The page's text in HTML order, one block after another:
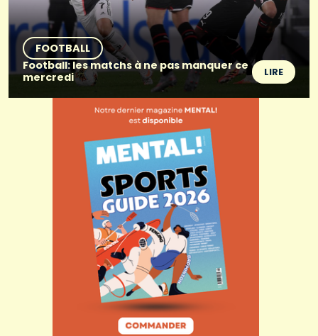
FOOTBALL
Football: les matchs à ne pas manquer ce
mercredi
LIRE